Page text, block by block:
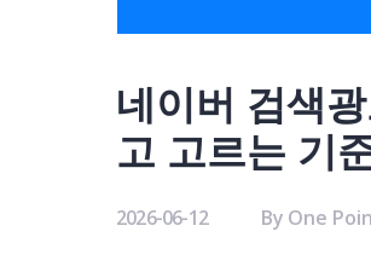
네이버 검색
고 고르는 기
2026-06-12 By One